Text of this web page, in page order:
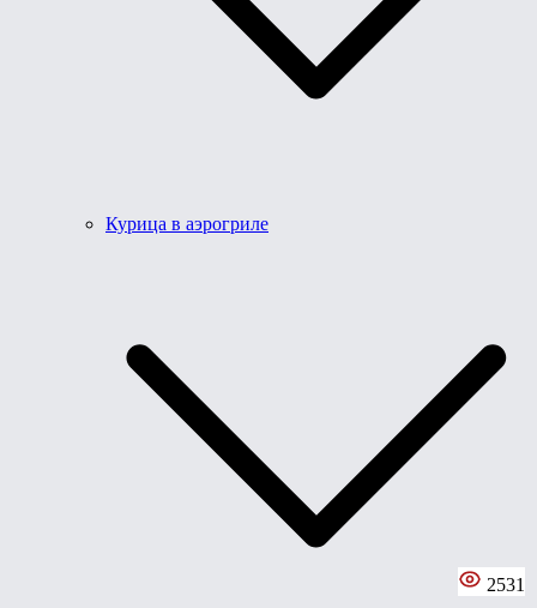
Курица в аэрогриле
2531